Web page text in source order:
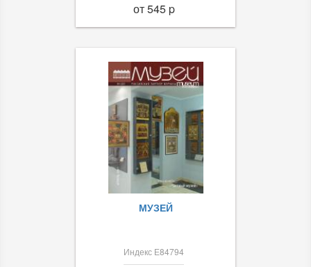
от 545 p
МУЗЕЙ
Индекс Е84794